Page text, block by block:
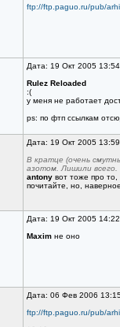
ftp://ftp.paguo.ru/pub/
Дата: 19 Окт 2005
Rulez Reloaded
:(
у меня не работает
ps: по фтп ссылкам
Дата: 19 Окт 2005
В кратце (очень
азотом. Лишили всего.
antony вот тоже про то,
почитайте, но,
Дата: 19 Окт 2005
Maxim не оно
Дата: 06 Фев 2006
ftp://ftp.paguo.ru/pub/